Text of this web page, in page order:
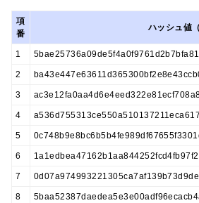
項
番
ハッシュ値
1
2
3
4
5
6
7
8